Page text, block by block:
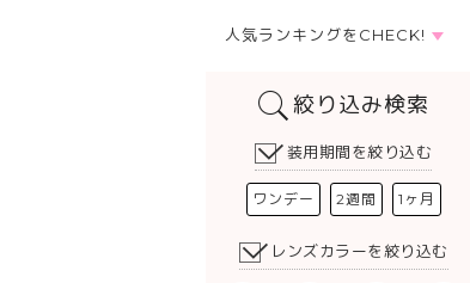
人気ランキングをCHECK!
絞り込み検索
装用期間を絞り込む
ワンデー 2週間 1ヶ月
レンズカラーを絞り込む